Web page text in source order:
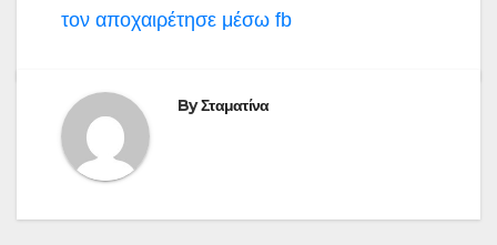
τον αποχαιρέτησε μέσω fb
ByΣταματίνα